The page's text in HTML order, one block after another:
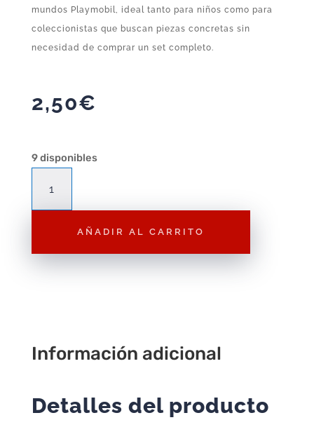
mundos Playmobil, ideal tanto para niños como para
coleccionistas que buscan piezas concretas sin
necesidad de comprar un set completo.
2,50€
9 disponibles
Playmobil
F277
Playmobil
AÑADIR AL CARRITO
Información adicional
Detalles del producto